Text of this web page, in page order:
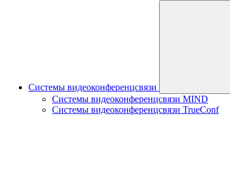
Системы видеоконференцсвязи
Системы видеоконференцсвязи MIND
Системы видеоконференцсвязи TrueConf